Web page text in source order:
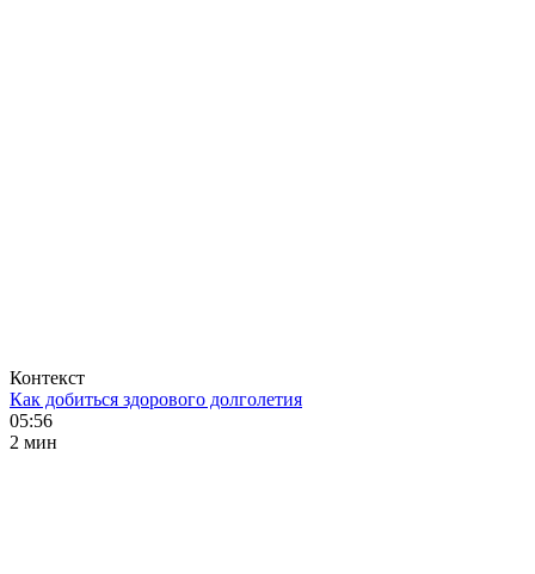
Контекст
Как добиться здорового долголетия
05:56
2 мин